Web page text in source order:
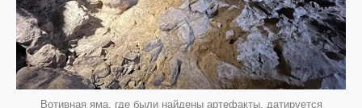
Вотивная яма, где были найдены артефакты, датируется